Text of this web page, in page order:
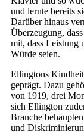
und lernte bereits
Darüber hinaus
Überzeugung,
mit, dass Leistung
Würde seien.
Ellingtons
geprägt. Dazu
von 1919, drei
sich Ellington
Branche
und